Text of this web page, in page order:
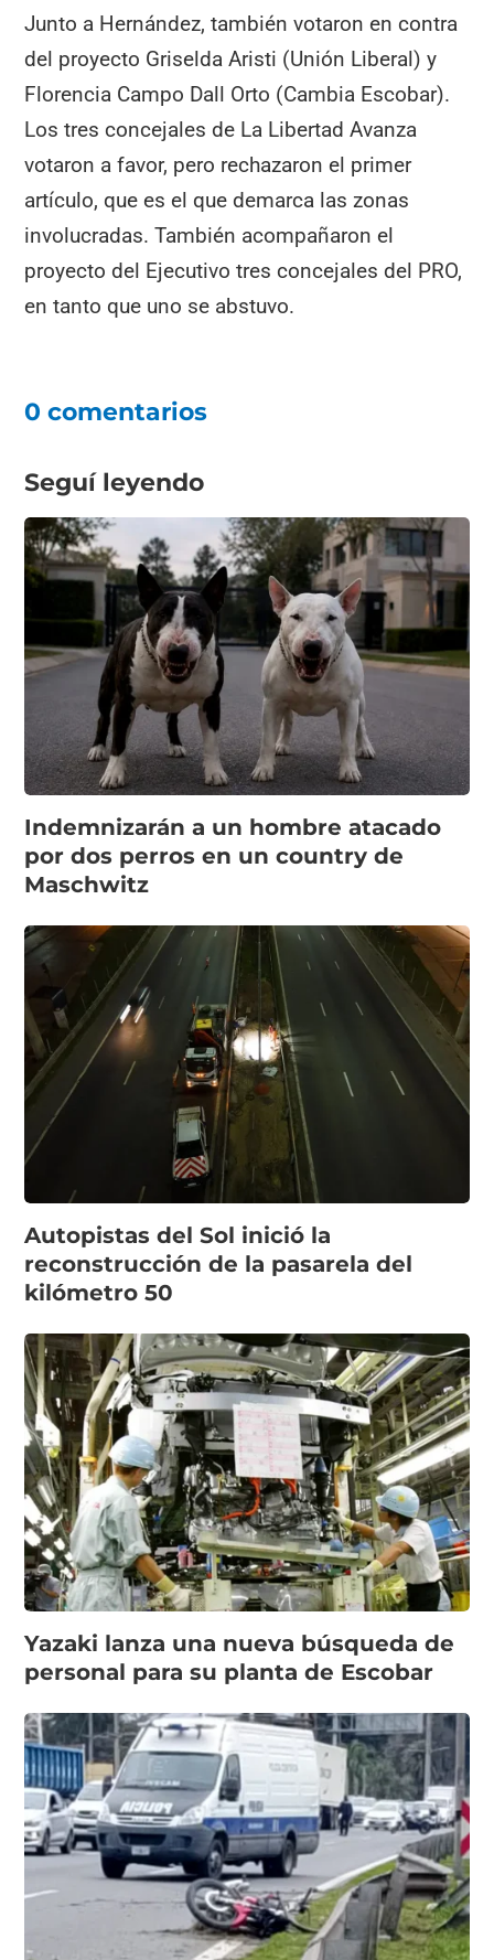
Junto a Hernández, también votaron en contra
del proyecto Griselda Aristi (Unión Liberal) y
Florencia Campo Dall Orto (Cambia Escobar).
Los tres concejales de La Libertad Avanza
votaron a favor, pero rechazaron el primer
artículo, que es el que demarca las zonas
involucradas. También acompañaron el
proyecto del Ejecutivo tres concejales del PRO,
en tanto que uno se abstuvo.
0 comentarios
Seguí leyendo
Indemnizarán a un hombre atacado
por dos perros en un country de
Maschwitz
Autopistas del Sol inició la
reconstrucción de la pasarela del
kilómetro 50
Yazaki lanza una nueva búsqueda de
personal para su planta de Escobar